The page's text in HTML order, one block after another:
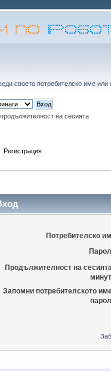
своето потребителско име или
на сесията
Регистрация
Потребителско
Продължителност на
Запомни потребителското